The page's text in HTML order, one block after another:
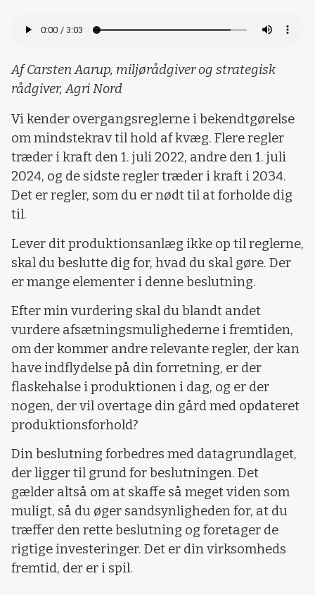
Af Carsten Aarup, miljørådgiver og strategisk
rådgiver, Agri Nord
Vi kender overgangsreglerne i bekendtgørelse
om mindstekrav til hold af kvæg. Flere regler
træder i kraft den 1. juli 2022, andre den 1. juli
2024, og de sidste regler træder i kraft i 2034.
Det er regler, som du er nødt til at forholde dig
til.
Lever dit produktionsanlæg ikke op til reglerne,
skal du beslutte dig for, hvad du skal gøre. Der
er mange elementer i denne beslutning.
Efter min vurdering skal du blandt andet
vurdere afsætningsmulighederne i fremtiden,
om der kommer andre relevante regler, der kan
have indflydelse på din forretning, er der
flaskehalse i produktionen i dag, og er der
nogen, der vil overtage din gård med opdateret
produktionsforhold?
Din beslutning forbedres med datagrundlaget,
der ligger til grund for beslutningen. Det
gælder altså om at skaffe så meget viden som
muligt, så du øger sandsynligheden for, at du
træffer den rette beslutning og foretager de
rigtige investeringer. Det er din virksomheds
fremtid, der er i spil.